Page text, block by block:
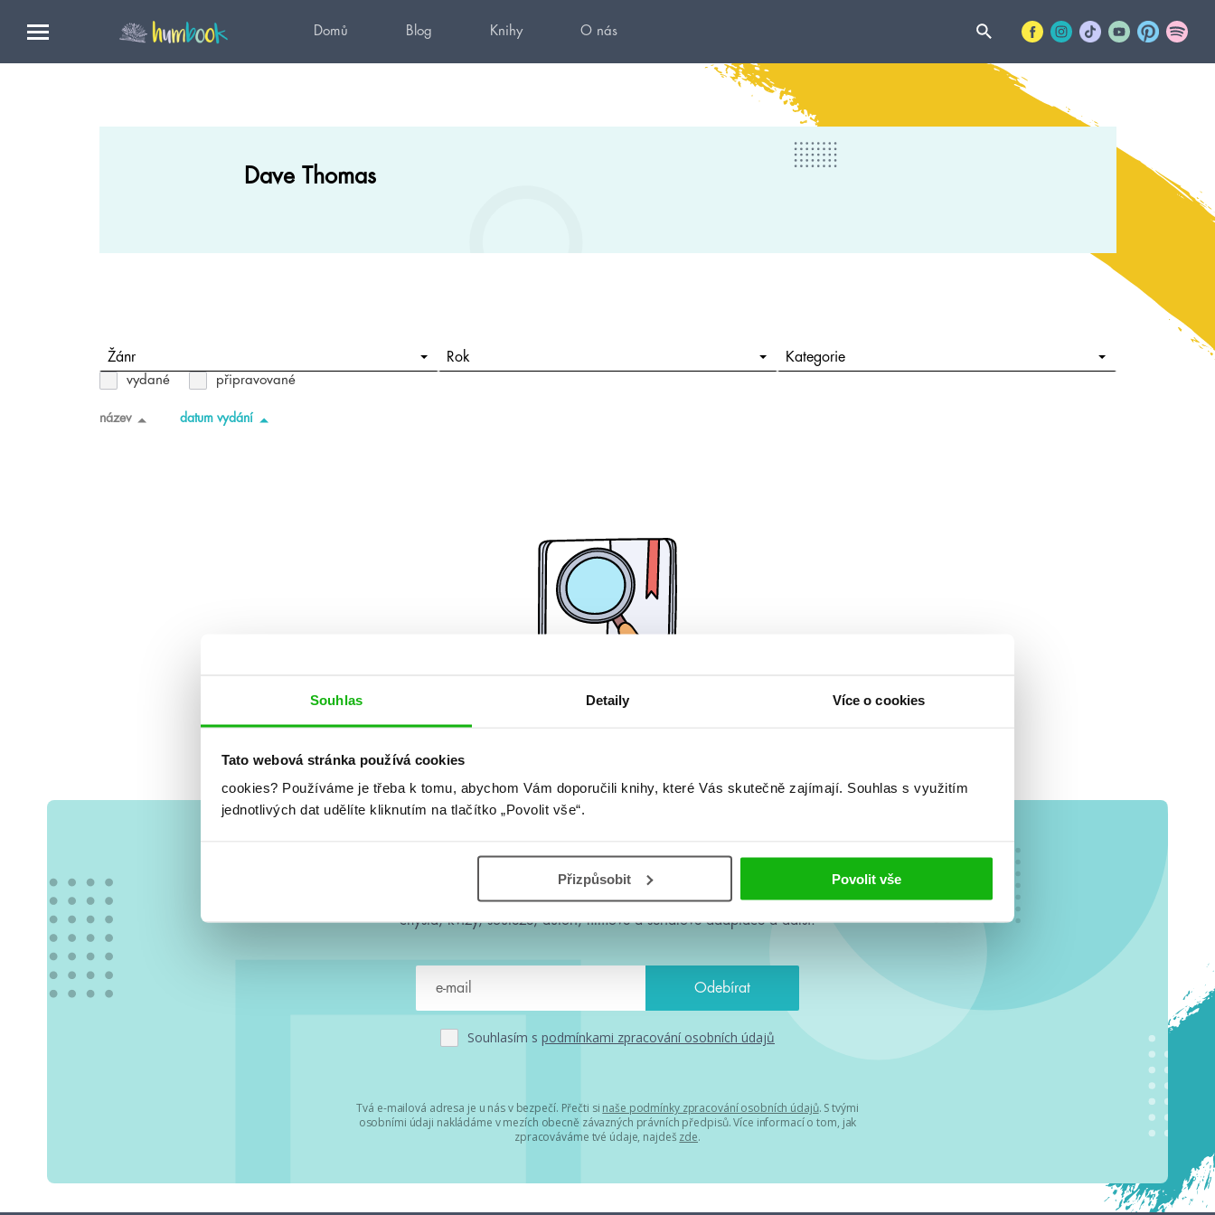
Souhlas Detaily Více o cookies
Tato webová stránka používá cookies
cookies? Používáme je třeba k tomu, abychom Vám doporučili knihy, které Vás skutečně zajímají. Souhlas s využitím
jednotlivých dat udělíte kliknutím na tlačítko „Povolit vše“.
Přizpůsobit Povolit vše
Domů Blog Knihy O nás
Dave Thomas
Žánr Rok Kategorie
vydané připravované
název datum vydání
#HumbookNews
Vše kolem #youngadult každý měsíc rovnou do mailu! Nové knihy, co se
chystá, kvízy, soutěže, autoři, filmové a seriálové adaptace a další.
Souhlasím s podmínkami zpracování osobních údajů
Tvá e-mailová adresa je u nás v bezpečí. Přečti si naše podmínky zpracování osobních údajů. S tvými
osobními údaji nakládáme v mezích obecně závazných právních předpisů. Více informací o tom, jak
zpracováváme tvé údaje, najdeš zde.